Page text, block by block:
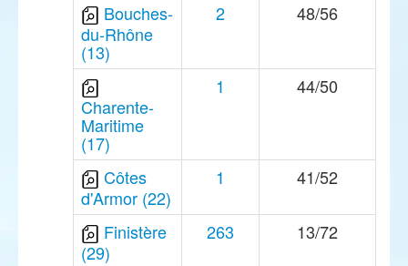
Bouches-
du-Rhône
(13)
2 48/56
Charente-
Maritime
(17)
1 44/50
Côtes
d'Armor (22)
1 41/52
Finistère
(29)
263 13/72